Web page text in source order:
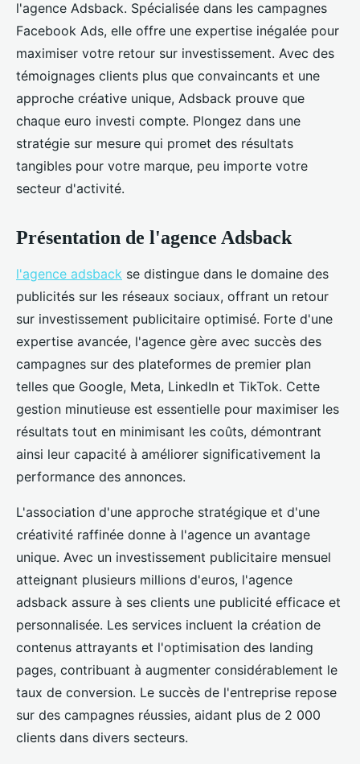
l'agence adsback : succès
garanti !
Florian•22 mars 2025• 4 min de lecture
l'agence Adsback. Spécialisée dans les campagnes
Facebook Ads, elle offre une expertise inégalée pour
maximiser votre retour sur investissement. Avec des
témoignages clients plus que convaincants et une
approche créative unique, Adsback prouve que
chaque euro investi compte. Plongez dans une
stratégie sur mesure qui promet des résultats
tangibles pour votre marque, peu importe votre
secteur d'activité.
Présentation de l'agence Adsback
l'agence adsback se distingue dans le domaine des
publicités sur les réseaux sociaux, offrant un retour
sur investissement publicitaire optimisé. Forte d'une
expertise avancée, l'agence gère avec succès des
campagnes sur des plateformes de premier plan
telles que Google, Meta, LinkedIn et TikTok. Cette
gestion minutieuse est essentielle pour maximiser les
résultats tout en minimisant les coûts, démontrant
ainsi leur capacité à améliorer significativement la
performance des annonces.
L'association d'une approche stratégique et d'une
créativité raffinée donne à l'agence un avantage
unique. Avec un investissement publicitaire mensuel
atteignant plusieurs millions d'euros, l'agence
adsback assure à ses clients une publicité efficace et
personnalisée. Les services incluent la création de
contenus attrayants et l'optimisation des landing
pages, contribuant à augmenter considérablement le
taux de conversion. Le succès de l'entreprise repose
sur des campagnes réussies, aidant plus de 2 000
clients dans divers secteurs.